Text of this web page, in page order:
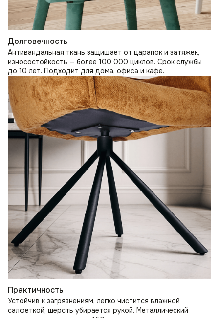
Долговечность
Антивандальная ткань защищает от царапок и затяжек,
износостойкость — более 100 000 циклов. Срок службы
до 10 лет. Подходит для дома, офиса и кафе.
Практичность
Устойчив к загрязнениям, легко чистится влажной
салфеткой, шерсть убирается рукой. Металлический